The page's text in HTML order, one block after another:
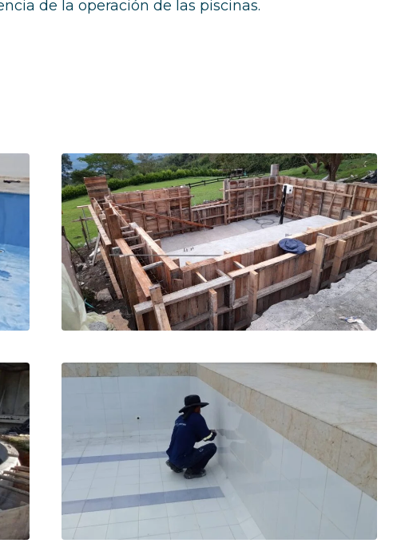
de la operación de las piscinas.